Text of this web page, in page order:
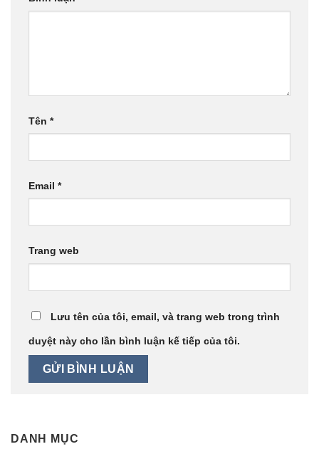
Tên *
Email *
Trang web
Lưu tên của tôi, email, và trang web trong trình
duyệt này cho lần bình luận kế tiếp của tôi.
DANH MỤC